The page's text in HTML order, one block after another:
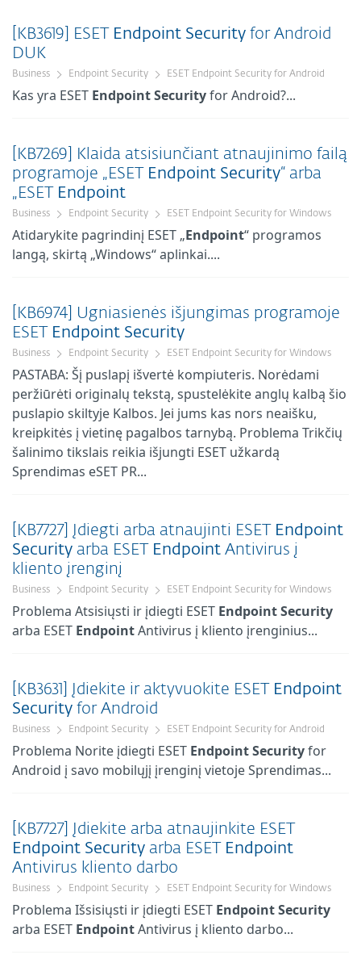
[KB3619] ESET Endpoint Security for Android
DUK
Business Endpoint Security ESET Endpoint Security for Android
Kas yra ESET EndpointSecurityfor Android?...
[KB7269] Klaida atsisiunčiant atnaujinimo failą
programoje „ESET
Endpoint Security“ arba
„ESET
Endpoint
Business Endpoint Security ESET Endpoint Security for Windows
Atidarykite pagrindinį ESET „Endpoint“ programos
langą, skirtą „Windows“ aplinkai....
[KB6974] Ugniasienės išjungimas programoje
ESET
Endpoint Security
Business Endpoint Security ESET Endpoint Security for Windows
PASTABA: Šį puslapį išvertė kompiuteris. Norėdami
peržiūrėti originalų tekstą, spustelėkite anglų kalbą šio
puslapio skiltyje Kalbos. Jei jums kas nors neaišku,
kreipkitės į vietinę pagalbos tarnybą. Problema Trikčių
šalinimo tikslais reikia išjungti ESET užkardą
Sprendimas eSET PR...
[KB7727] Įdiegti arba atnaujinti ESET
Endpoint
Security arba ESET Endpoint Antivirus į
kliento įrenginį
Business Endpoint Security ESET Endpoint Security for Windows
Problema Atsisiųsti ir įdiegti ESET EndpointSecurity
arba ESET EndpointAntivirus į kliento įrenginius...
[KB3631] Įdiekite ir aktyvuokite ESET
Endpoint
Security for Android
Business Endpoint Security ESET Endpoint Security for Android
Problema Norite įdiegti ESET EndpointSecurityfor
Android į savo mobilųjį įrenginį vietoje Sprendimas...
[KB7727] Įdiekite arba atnaujinkite ESET
Endpoint Security arba ESET
Endpoint
Antivirus kliento darbo
Business Endpoint Security ESET Endpoint Security for Windows
Problema Išsisiųsti ir įdiegti ESET EndpointSecurity
arba ESET EndpointAntivirus į kliento darbo...